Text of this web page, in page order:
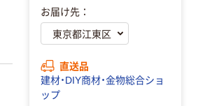
お届け先：
直送品
建材・DIY商材・金物総合ショ
ップ